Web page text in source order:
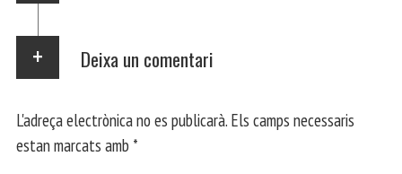
Deixa un comentari
L'adreça electrònica no es publicarà. Els camps necessaris
estan marcats amb *